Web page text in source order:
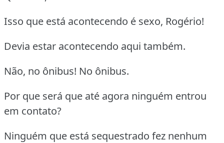
Isso que está acontecendo é sexo, Rogério!
Devia estar acontecendo aqui também.
Não, no ônibus! No ônibus.
Por que será que até agora ninguém entrou
em contato?
Ninguém que está sequestrado fez nenhum